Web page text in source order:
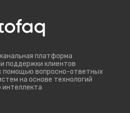
платформа
поддержки клиентов
помощью вопросно-ответных
на основе технологий
интеллекта